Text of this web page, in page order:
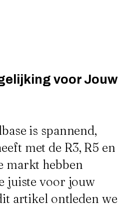
voor Jouw
is spannend,
met de R3, R5 en
markt hebben
juiste voor jouw
artikel ontleden we